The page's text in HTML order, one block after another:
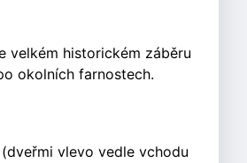
velkém historickém záběru
okolních farnostech.
vlevo vedle vchodu